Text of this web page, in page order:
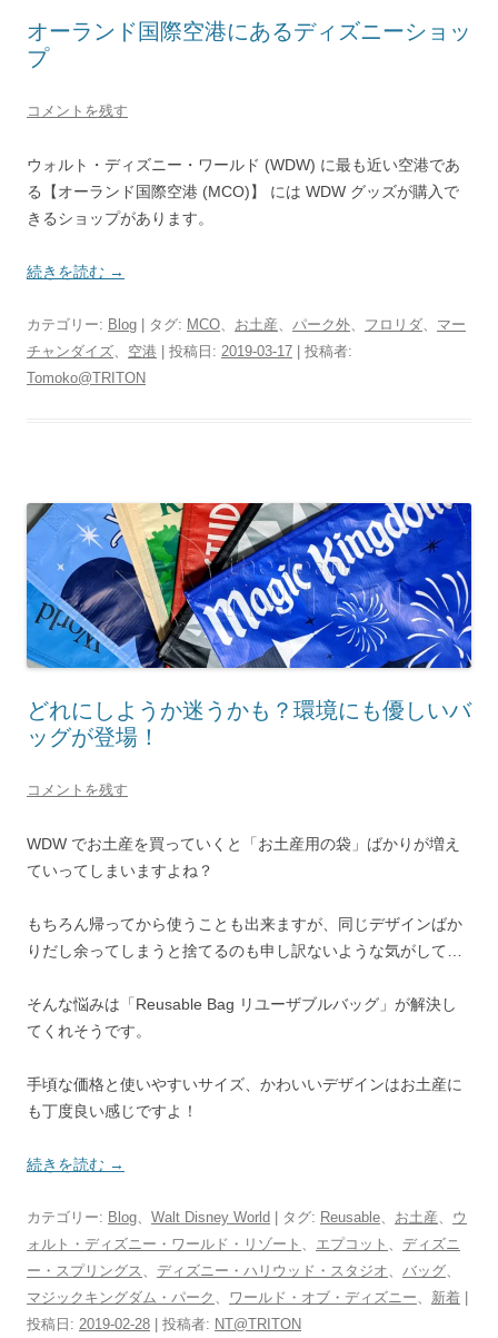
オーランド国際空港にあるディズニーショッ
プ
コメントを残す
ウォルト・ディズニー・ワールド (WDW) に最も近い空港であ
る【オーランド国際空港 (MCO)】 には WDW グッズが購入で
きるショップがあります。
続きを読む →
カテゴリー: Blog | タグ: MCO、 お土産、 パーク外、 フロリダ、 マー
チャンダイズ、 空港 | 投稿日: 2019-03-17
投稿者:
Tomoko@TRITON
どれにしようか迷うかも？環境にも優しいバ
ッグが登場！
コメントを残す
WDW でお土産を買っていくと「お土産用の袋」ばかりが増え
ていってしまいますよね？
もちろん帰ってから使うことも出来ますが、同じデザインばか
りだし余ってしまうと捨てるのも申し訳ないような気がして…
そんな悩みは「Reusable Bag リユーザブルバッグ」が解決し
てくれそうです。
手頃な価格と使いやすいサイズ、かわいいデザインはお土産に
も丁度良い感じですよ！
続きを読む →
カテゴリー: Blog、 Walt Disney World | タグ: Reusable、 お土産、 ウ
ォルト・ディズニー・ワールド・リゾート 、 エプコット 、 ディズニ
ー・スプリングス 、 ディズニー・ハリウッド・スタジオ、 バッグ、
マジックキングダム・パーク 、 ワールド・オブ・ディズニー、 新着
投稿日: 2019-02-28 投稿者: NT@TRITON